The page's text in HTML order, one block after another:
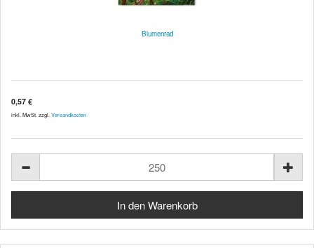
Blumenrad
0,57 €
inkl. MwSt. zzgl. Versandkosten